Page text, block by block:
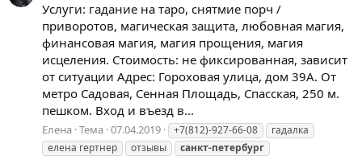
Услуги: гадание на таро, снятмие порч /
приворотов, магическая защита, любовная магия,
финансовая магия, магия прощения, магия
исцеления. Стоимость: не фиксированная, зависит
от ситуации Адрес: Гороховая улица, дом 39A. От
метро Садовая, Сенная Площадь, Спасская, 250 м.
пешком. Вход и въезд в...
Елена Тема 07.04.2019 +7(812)-927-66-08
гадалка
елена гертнер
отзывы
санкт-петербург